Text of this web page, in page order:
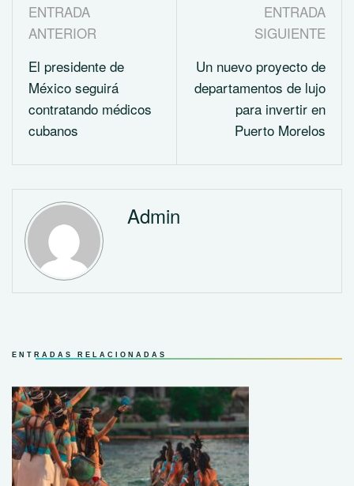
ENTRADA
ANTERIOR
El presidente de
México seguirá
contratando médicos
cubanos
ENTRADA
SIGUIENTE
Un nuevo proyecto de
departamentos de lujo
para invertir en
Puerto Morelos
Admin
ENTRADAS RELACIONADAS